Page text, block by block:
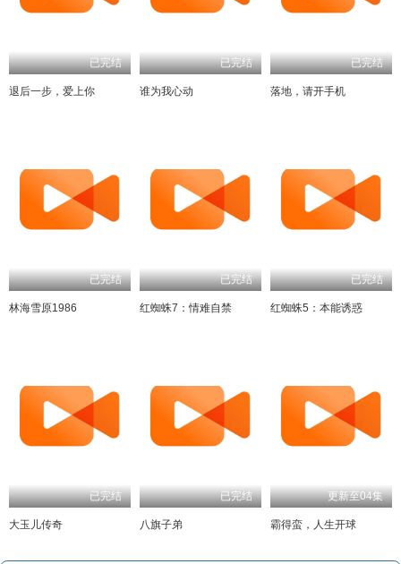
已完结
退后一步，爱上你
已完结
谁为我心动
已完结
落地，请开手机
已完结
林海雪原1986
已完结
红蜘蛛7：情难自禁
已完结
红蜘蛛5：本能诱惑
已完结
大玉儿传奇
已完结
八旗子弟
更新至04集
霸得蛮，人生开球